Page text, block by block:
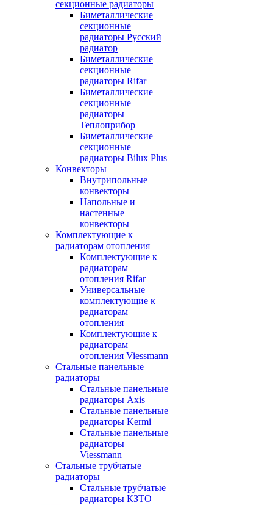
секционные радиаторы
Биметаллические
секционные
радиаторы Русский
радиатор
Биметаллические
секционные
радиаторы Rifar
Биметаллические
секционные
радиаторы
Теплоприбор
Биметаллические
секционные
радиаторы Bilux Plus
Конвекторы
Внутрипольные
конвекторы
Напольные и
настенные
конвекторы
Комплектующие к
радиаторам отопления
Комплектующие к
радиаторам
отопления Rifar
Универсальные
комплектующие к
радиаторам
отопления
Комплектующие к
радиаторам
отопления Viessmann
Стальные панельные
радиаторы
Стальные панельные
радиаторы Axis
Стальные панельные
радиаторы Kermi
Стальные панельные
радиаторы
Viessmann
Стальные трубчатые
радиаторы
Стальные трубчатые
радиаторы КЗТО